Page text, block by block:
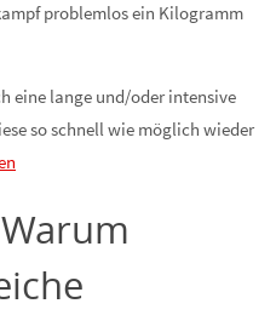
problemlos ein Kilogramm
eine lange und/oder intensive
so schnell wie möglich wieder